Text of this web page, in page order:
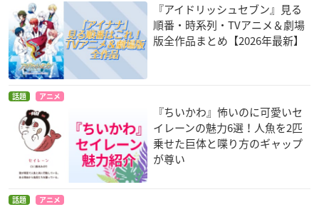
『アイドリッシュセブン』見る
順番・時系列・TVアニメ＆劇場
版全作品まとめ【2026年最新】
話題 アニメ
『ちいかわ』怖いのに可愛いセ
イレーンの魅力6選！人魚を2匹
乗せた巨体と喋り方のギャップ
が尊い
話題 アニメ